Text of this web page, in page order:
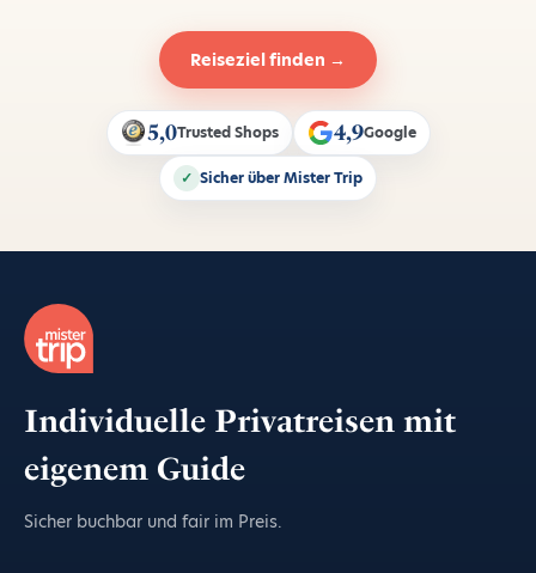
Reiseziel finden →
5,0Trusted Shops 4,9Google
✓ Sicher über Mister Trip
Individuelle Privatreisen mit
eigenem Guide
Sicher buchbar und fair im Preis.